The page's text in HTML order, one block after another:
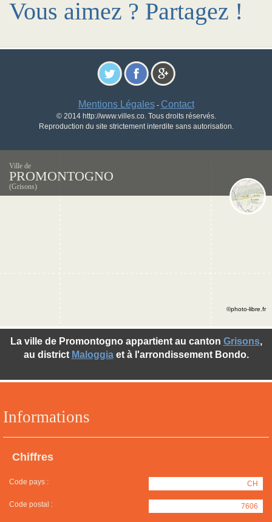
Vous aimez ? Partagez !
Mentions Légales- Contact
© 2014 http://www.villes.co. Tous droits réservés.
Reproduction du site strictement interdite sans autorisation.
Ville de
PROMONTOGNO
(Grisons)
Informations
Chiffres
Code pays : CH
Code postal : 7606
La ville de Promontogno appartient au canton Grisons,
au district Maloggiaet à l'arrondissement Bondo.
©photo-libre.fr